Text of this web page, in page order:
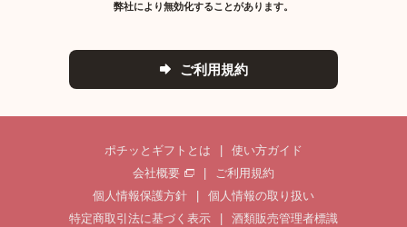
弊社により無効化することがあります。
ご利用規約
ポチッとギフトとは
使い方ガイド
会社概要
ご利用規約
個人情報保護方針
個人情報の取り扱い
特定商取引法に基づく表示
酒類販売管理者標識